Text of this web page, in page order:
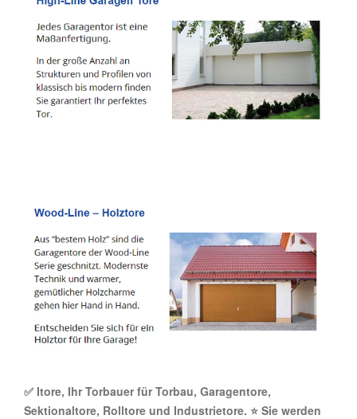
✅ Itore, Ihr Torbauer für Torbau, Garagentore,
Sektionaltore, Rolltore und Industrietore. ⭐ Sie werden